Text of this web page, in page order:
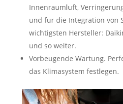
Innenraumluft,
und für die Integration von
wichtigsten Hersteller:
und so weiter.
Vorbeugende Wartung.
das Klimasystem festlegen.